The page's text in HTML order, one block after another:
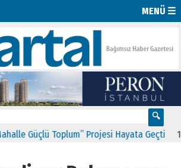
MENÜ ☰
Güçlü Toplum” Projesi Hayata Geçti 11:41